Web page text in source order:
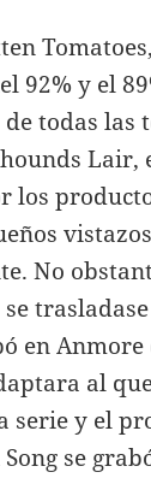
92% y el
todas las
Lair,
los
No
en
al
serie y el
se